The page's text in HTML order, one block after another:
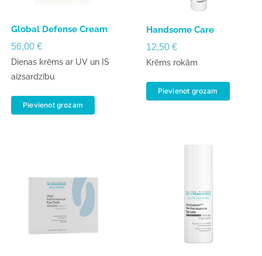
Global Defense Cream
56,00€
Dienas krēms ar UV un IS
aizsardzību
Pievienot grozam
Handsome Care
12,50 €
Krēms rokām
Pievienot grozam